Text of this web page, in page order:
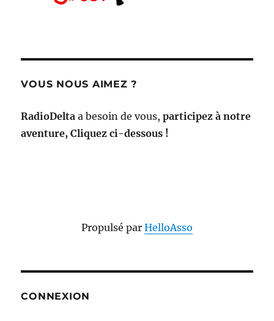
VOUS NOUS AIMEZ ?
RadioDelta a besoin de vous,participez à notre
aventure, Cliquez ci-dessous !
Propulsé par HelloAsso
CONNEXION